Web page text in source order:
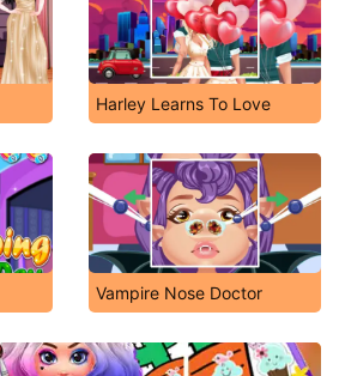
Harley Learns To Love
Vampire Nose Doctor